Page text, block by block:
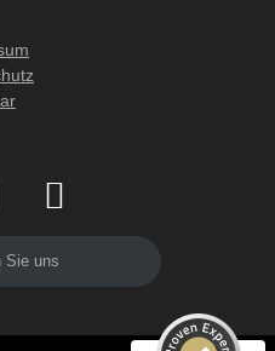
Sie uns
Pflegeagentur Erni
Empfehlungen auf
ProvenExpert.com
GUT